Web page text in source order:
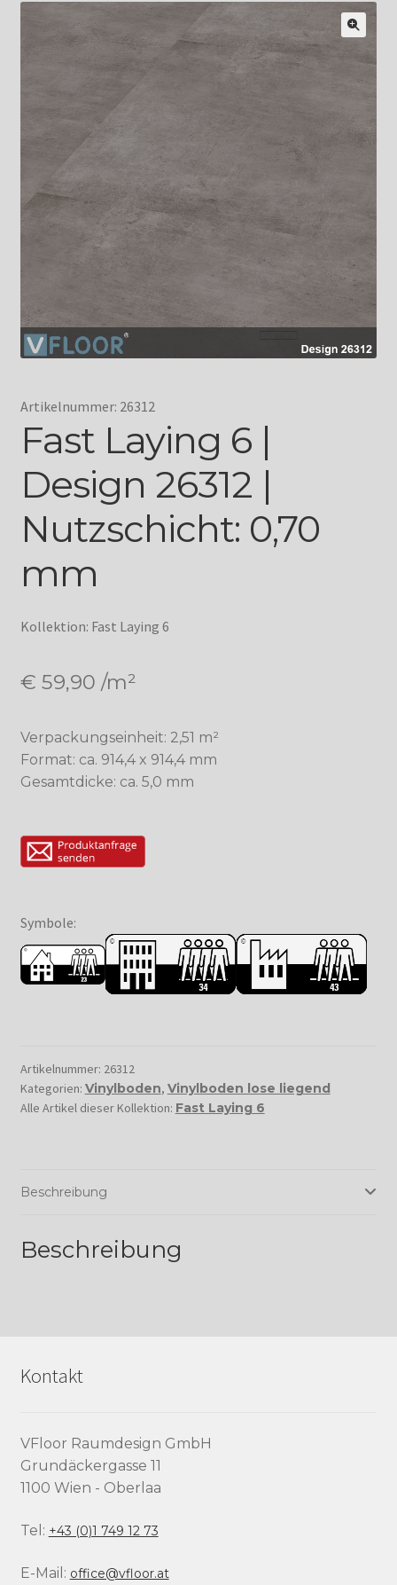
Artikelnummer: 26312
Fast Laying 6 |
Design 26312 |
Nutzschicht: 0,70
mm
Kollektion: Fast Laying 6
€ 59,90 /m²
Verpackungseinheit: 2,51 m²
Format: ca. 914,4 x 914,4 mm
Gesamtdicke: ca. 5,0 mm
Symbole:
Artikelnummer: 26312
Kategorien: Vinylboden, Vinylboden lose liegend
Alle Artikel dieser Kollektion: Fast Laying 6
Beschreibung
Beschreibung
Kontakt
VFloor Raumdesign GmbH
Grundäckergasse 11
1100 Wien - Oberlaa
Tel: +43 (0)1 749 12 73
E-Mail: office@vfloor.at